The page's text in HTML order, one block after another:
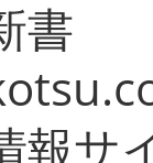
書
報サ